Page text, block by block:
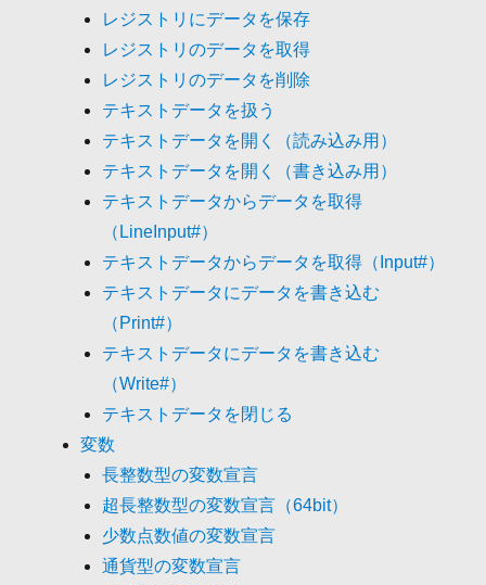
レジストリにデータを保存
レジストリのデータを取得
レジストリのデータを削除
テキストデータを扱う
テキストデータを開く（読み込み用）
テキストデータを開く（書き込み用）
テキストデータからデータを取得
（LineInput#）
テキストデータからデータを取得（Input#）
テキストデータにデータを書き込む
（Print#）
テキストデータにデータを書き込む
（Write#）
テキストデータを閉じる
変数
長整数型の変数宣言
超長整数型の変数宣言（64bit）
少数点数値の変数宣言
通貨型の変数宣言